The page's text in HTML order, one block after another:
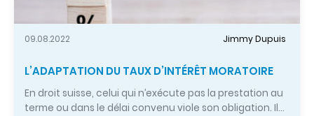
09.08.2022 Jimmy Dupuis
L’ADAPTATION DU TAUX D’INTÉRÊT MORATOIRE
En droit suisse, celui qui n’exécute pas la prestation au
terme ou dans le délai convenu viole son obligation. Il…